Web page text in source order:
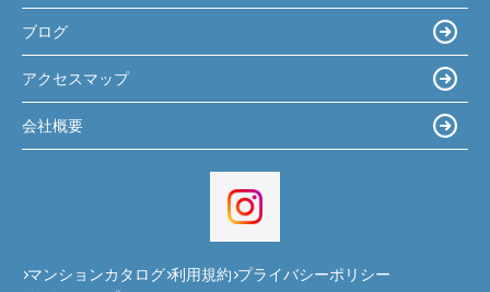
ブログ
アクセスマップ
会社概要
マンションカタログ 利用規約 プライバシーポリシー